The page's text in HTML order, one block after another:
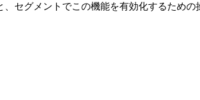
セグメントでこの機能を有効化するため